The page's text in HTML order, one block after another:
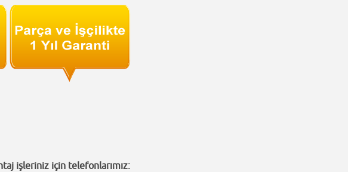
işleriniz için telefonlarımız: